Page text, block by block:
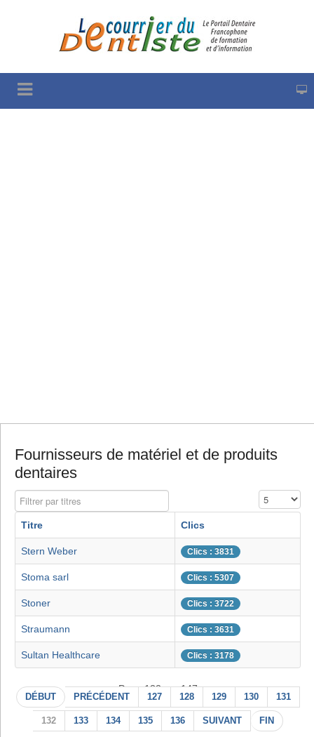
Fournisseurs de matériel et de produits
dentaires
Filtrer par titres Affichage #
Titre Clics
Stern Weber Clics : 3831
Stoma sarl Clics : 5307
Stoner Clics : 3722
Straumann Clics : 3631
Sultan Healthcare Clics : 3178
Page 132 sur 147
DÉBUT PRÉCÉDENT 127 128 129 130 131
132 133 134 135 136 SUIVANT FIN